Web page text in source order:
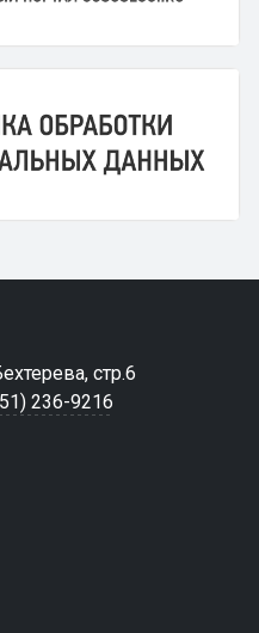
стр.6
236-9216